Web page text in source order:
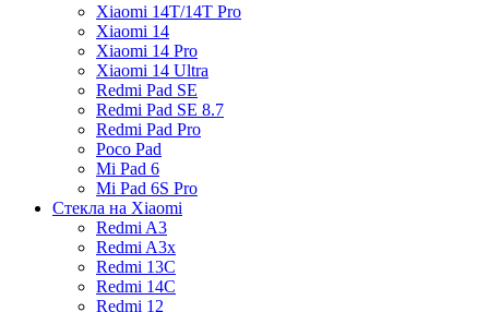
Xiaomi 14T/14T Pro
Xiaomi 14
Xiaomi 14 Pro
Xiaomi 14 Ultra
Redmi Pad SE
Redmi Pad SE 8.7
Redmi Pad Pro
Poco Pad
Mi Pad 6
Mi Pad 6S Pro
Стекла на Xiaomi
Redmi A3
Redmi A3x
Redmi 13C
Redmi 14C
Redmi 12